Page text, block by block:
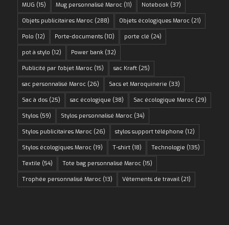
MUG (15) Mug personnalisé Maroc(11) Notebook(37)
Objets publicitaires Maroc(288) Objets écologiques Maroc(21)
Polo (12) Porte-documents(10) porte clé (24)
pot à stylo (12) Power bank(32)
Publicité par l'objet Maroc(15) sac Kraft(25)
sac personnalisé Maroc(26) Sacs et Maroquinerie (33)
Sac à dos(25) sac écologique (38) Sac écologique Maroc(29)
Stylos(59) Stylos personnalisé Maroc(34)
Stylos publicitaires Maroc(26) stylos support téléphone (12)
Stylos écologiques Maroc(19) T-shirt(18) Technologie (135)
Textile (54) Tote bag personnalisé Maroc(15)
Trophée personnalisé Maroc(13) Vêtements de travail(21)